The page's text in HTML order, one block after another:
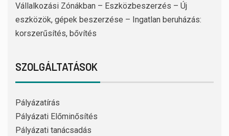
Vállalkozási Zónákban – Eszközbeszerzés – Új
eszközök, gépek beszerzése – Ingatlan beruházás:
korszerűsítés, bővítés
SZOLGÁLTATÁSOK
Pályázatírás
Pályázati Előminősítés
Pályázati tanácsadás